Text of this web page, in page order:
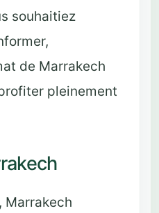
souhaitiez
de Marrakech
pleinement